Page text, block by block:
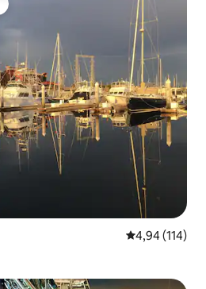
4,94 de uma
4,94 (114)